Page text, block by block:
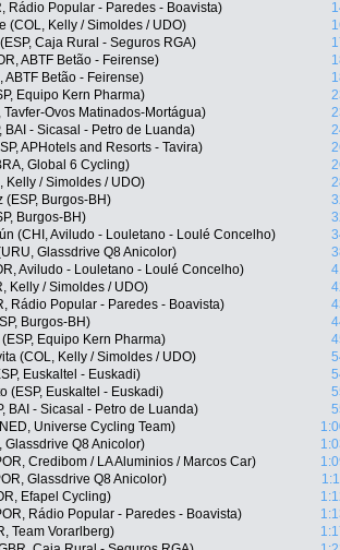
Rádio Popular - Paredes - Boavista)
(COL, Kelly / Simoldes / UDO)
Caja Rural - Seguros RGA)
ABTF Betão - Feirense)
ABTF Betão - Feirense)
Equipo Kern Pharma)
Tavfer-Ovos Matinados-Mortágua)
BAI - Sicasal - Petro de Luanda)
APHotels and Resorts - Tavira)
Global 6 Cycling)
Kelly / Simoldes / UDO)
Burgos-BH)
Burgos-BH)
(CHI, Aviludo - Louletano - Loulé Concelho)
Glassdrive Q8 Anicolor)
Aviludo - Louletano - Loulé Concelho)
Kelly / Simoldes / UDO)
Rádio Popular - Paredes - Boavista)
Burgos-BH)
Equipo Kern Pharma)
(COL, Kelly / Simoldes / UDO)
Euskaltel - Euskadi)
(ESP, Euskaltel - Euskadi)
BAI - Sicasal - Petro de Luanda)
Universe Cycling Team)
Glassdrive Q8 Anicolor)
Credibom / LA Aluminios / Marcos Car)
Glassdrive Q8 Anicolor)
Efapel Cycling)
Rádio Popular - Paredes - Boavista)
Team Vorarlberg)